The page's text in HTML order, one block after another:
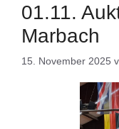
01.11.
Marbach
15. November 2025